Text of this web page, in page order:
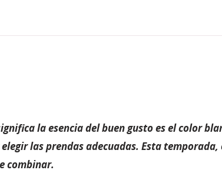
la esencia del buen gusto es el color
las prendas adecuadas. Esta
combinar.